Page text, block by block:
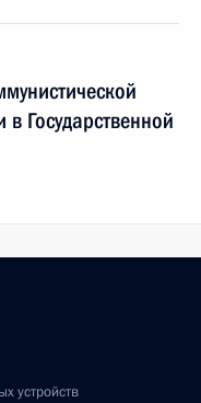
Государственной
устройств